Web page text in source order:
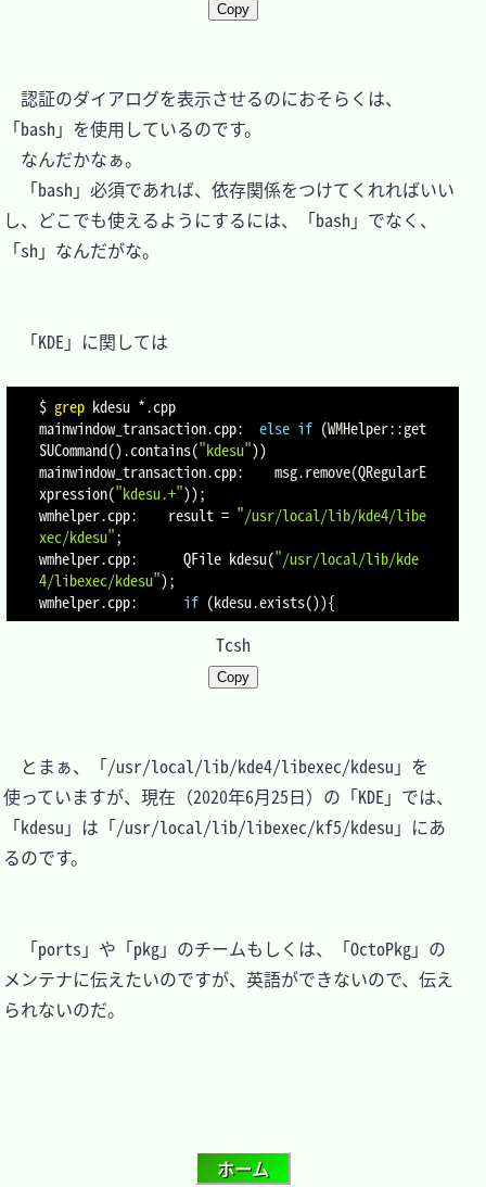
Copy
認証のダイアログを表示させるのにおそらくは、
「bash」を使用しているのです。
なんだかなぁ。
「bash」必須であれば、依存関係をつけてくれればいい
し、どこでも使えるようにするには、「bash」でなく、
「sh」なんだがな。
「KDE」に関しては
$ grep kdesu *.cpp
mainwindow_transaction.cpp: else if (WMHelper::get
SUCommand().contains("kdesu"))
mainwindow_transaction.cpp:    msg.remove(QRegularE
xpression("kdesu.+"));
wmhelper.cpp:    result = "/usr/local/lib/kde4/libe
xec/kdesu";
wmhelper.cpp:      QFile kdesu("/usr/local/lib/kde
4/libexec/kdesu");
wmhelper.cpp: if (kdesu.exists()){
Tcsh
Copy
とまぁ、「/usr/local/lib/kde4/libexec/kdesu」を
使っていますが、現在（2020年6月25日）の「KDE」では、
「kdesu」は「/usr/local/lib/libexec/kf5/kdesu」にあ
るのです。
「ports」や「pkg」のチームもしくは、「OctoPkg」の
メンテナに伝えたいのですが、英語ができないので、伝え
られないのだ。